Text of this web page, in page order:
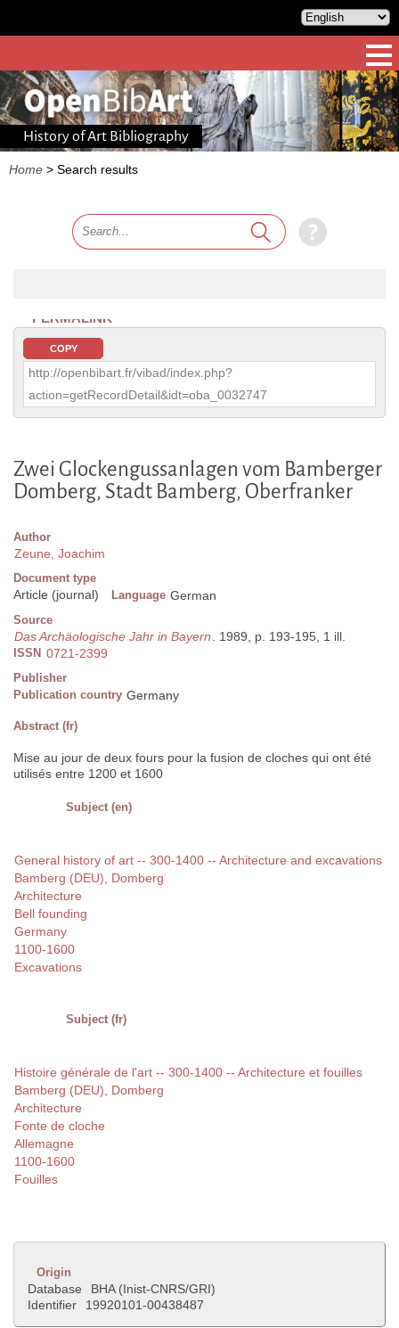
History of Art Bibliography
Home > Search results
PERMALINK
COPY
http://openbibart.fr/vibad/index.php?
action=getRecordDetail&idt=oba_0032747
Zwei Glockengussanlagen vom Bamberger
Domberg, Stadt Bamberg, Oberfranker
Author
Zeune, Joachim
Document type
Article (journal) Language German
Source
Das Archäologische Jahr in Bayern. 1989, p. 193-195, 1 ill.
ISSN 0721-2399
Publisher
Publication country Germany
Abstract (fr)
Mise au jour de deux fours pour la fusion de cloches qui ont été
utilisés entre 1200 et 1600
Subject (en)
General history of art -- 300-1400 -- Architecture and excavations
Bamberg (DEU), Domberg
Architecture
Bell founding
Germany
1100-1600
Excavations
Subject (fr)
Histoire générale de l'art -- 300-1400 -- Architecture et fouilles
Bamberg (DEU), Domberg
Architecture
Fonte de cloche
Allemagne
1100-1600
Fouilles
Origin
Database
BHA (Inist-CNRS/GRI)
Identifier
19920101-00438487